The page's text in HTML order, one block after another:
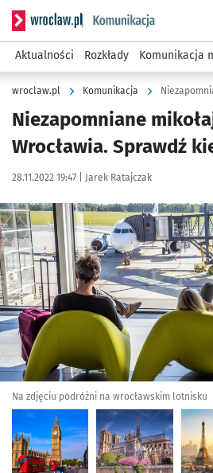
Serwis informacyjny wroclaw.pl
Aktualności Rozkłady Komunikacja
wroclaw.pl Komunikacja
Niezapomniane
Wrocławia. Sprawdź
Data publikacji:
28.11.2022 19:47 | Autor:
Jarek Ratajczak
Kliknij, aby zobaczyć galerię
Na zdjęciu podróżni na wrocławskim lotnisku